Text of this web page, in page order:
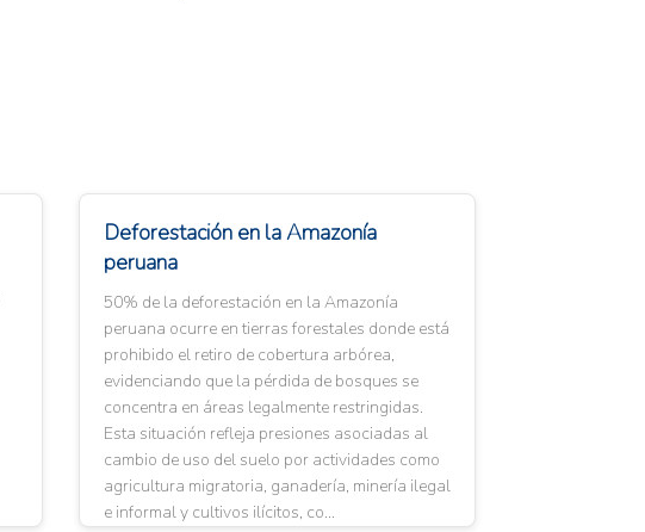
Deforestación en la Amazonía
peruana
50% de la deforestación en la Amazonía
peruana ocurre en tierras forestales donde está
prohibido el retiro de cobertura arbórea,
evidenciando que la pérdida de bosques se
concentra en áreas legalmente restringidas.
Esta situación refleja presiones asociadas al
cambio de uso del suelo por actividades como
agricultura migratoria, ganadería, minería ilegal
e informal y cultivos ilícitos, co...